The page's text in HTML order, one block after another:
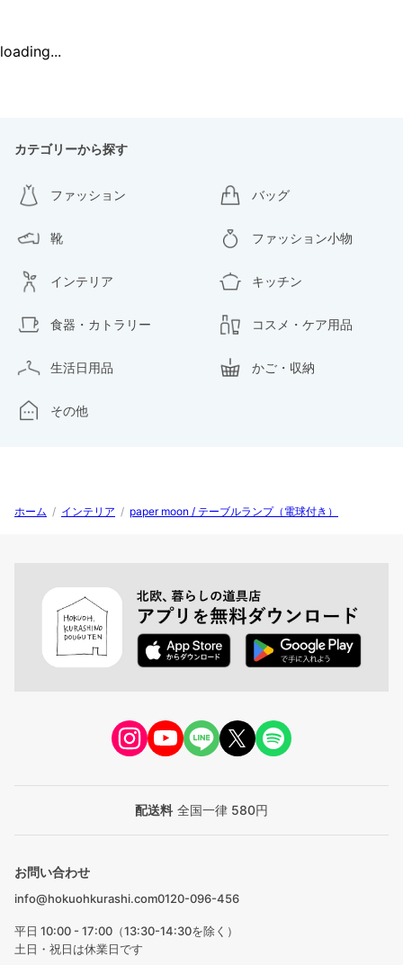
loading...
カテゴリーから探す
ファッション バッグ
靴 ファッション小物
インテリア キッチン
食器・カトラリー コスメ・ケア用品
生活日用品 かご・収納
その他
ホーム / インテリア / paper moon / テーブルランプ（電球付き）
配送料 全国一律 580円
お問い合わせ
info@hokuohkurashi.com0120-096-456
平日 10:00 - 17:00（13:30-14:30を除く）
土日・祝日は休業日です